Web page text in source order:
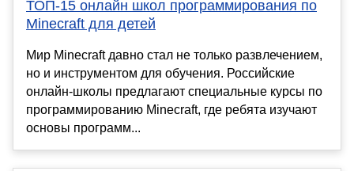
ТОП-15 онлайн школ программирования по
Minecraft для детей
Мир Minecraft давно стал не только развлечением,
но и инструментом для обучения. Российские
онлайн-школы предлагают специальные курсы по
программированию Minecraft, где ребята изучают
основы программ...